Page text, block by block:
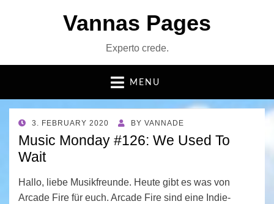
Vannas Pages
Experto crede.
MENU
POSTED
ON
3. FEBRUARY 2020 BY VANNADE
Music Monday #126: We Used To
Wait
Hallo, liebe Musikfreunde. Heute gibt es was von
Arcade Fire für euch. Arcade Fire sind eine Indie-